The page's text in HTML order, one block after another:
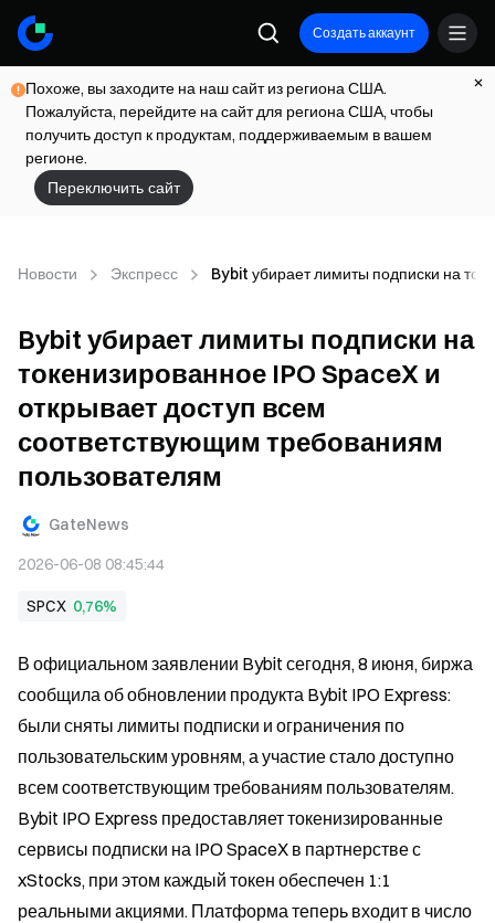
Создать аккаунт
Похоже, вы заходите на наш сайт из региона США.
Пожалуйста, перейдите на сайт для региона США, чтобы
получить доступ к продуктам, поддерживаемым в вашем
регионе.
Переключить сайт
Новости Экспресс Bybit убирает лимиты подписки на
Bybit убирает лимиты подписки на
токенизированное IPO SpaceX и
открывает доступ всем
соответствующим требованиям
пользователям
GateNews
2026-06-08 08:45:44
SPCX 0,76%
В официальном заявлении Bybit сегодня, 8 июня, биржа
сообщила об обновлении продукта Bybit IPO Express:
были сняты лимиты подписки и ограничения по
пользовательским уровням, а участие стало доступно
всем соответствующим требованиям пользователям.
Bybit IPO Express предоставляет токенизированные
сервисы подписки на IPO SpaceX в партнерстве с
xStocks, при этом каждый токен обеспечен 1:1
реальными акциями. Платформа теперь входит в число